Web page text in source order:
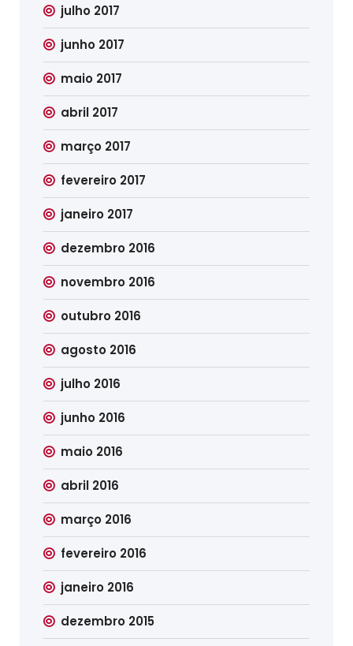
julho 2017
junho 2017
maio 2017
abril 2017
março 2017
fevereiro 2017
janeiro 2017
dezembro 2016
novembro 2016
outubro 2016
agosto 2016
julho 2016
junho 2016
maio 2016
abril 2016
março 2016
fevereiro 2016
janeiro 2016
dezembro 2015